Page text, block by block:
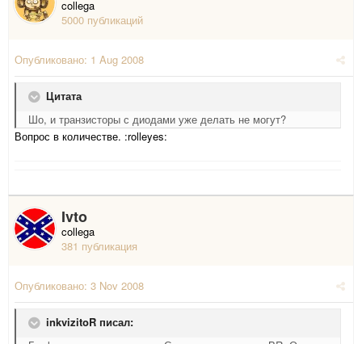
collega
5000 публикаций
Опубликовано: 1 Aug 2008
Цитата
Шо, и транзисторы с диодами уже делать не могут?
Вопрос в количестве. :rolleyes:
Ivto
collega
381 публикация
Опубликовано: 3 Nov 2008
inkvizitoR писал: